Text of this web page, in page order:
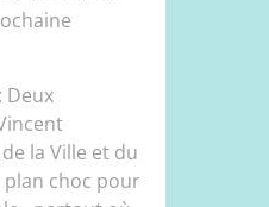
Deux
la Ville et du
choc pour